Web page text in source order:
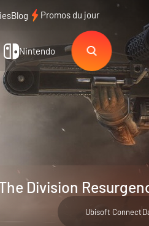
Blog Promos du jour
Nintendo
Division
Ubisoft Connect